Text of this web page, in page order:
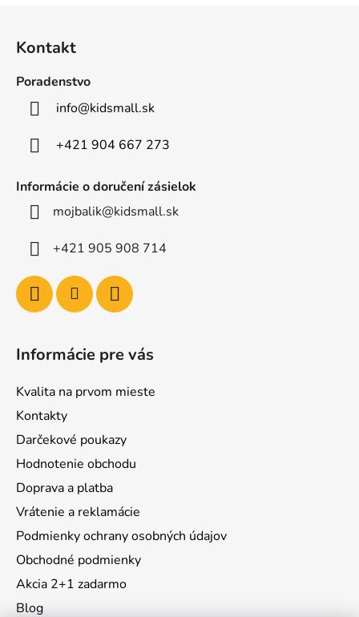
Kontakt
Poradenstvo
info@kidsmall.sk
+421 904 667 273
Informácie o doručení zásielok
mojbalik@kidsmall.sk
+421 905 908 714
Informácie pre vás
Kvalita na prvom mieste
Kontakty
Darčekové poukazy
Hodnotenie obchodu
Doprava a platba
Vrátenie a reklamácie
Podmienky ochrany osobných údajov
Obchodné podmienky
Akcia 2+1 zadarmo
Blog